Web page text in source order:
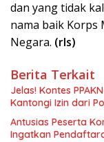
dan yang tidak
nama baik Korps
Negara. (rls)
Berita Terkait
Jelas! Kontes
Kantongi Izin dari
Antusias Peserta
Ingatkan